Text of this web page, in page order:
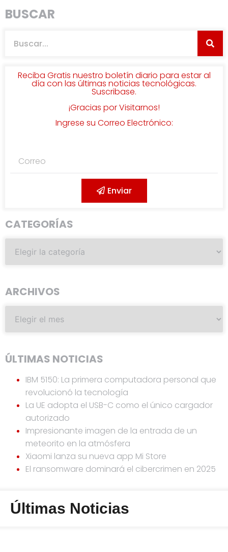
BUSCAR
Reciba Gratis nuestro boletín diario para estar al
día con las últimas noticias tecnológicas.
Suscribase.
¡Gracias por Visitarnos!
Ingrese su Correo Electrónico:
Enviar
CATEGORÍAS
ARCHIVOS
ÚLTIMAS NOTICIAS
IBM 5150: La primera computadora personal que
revolucionó la tecnología
La UE adopta el USB-C como el único cargador
autorizado
Impresionante imagen de la entrada de un
meteorito en la atmósfera
Xiaomi lanza su nueva app Mi Store
El ransomware dominará el cibercrimen en 2025
Últimas Noticias